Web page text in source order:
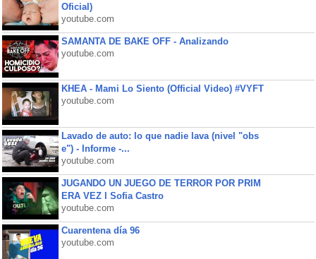
Oficial)
youtube.com
SAMANTA DE BAKE OFF - Analizando
youtube.com
KHEA - Mami Lo Siento (Official Video) #VYFT
youtube.com
Lavado de auto: lo que nadie lava (nivel "obs
e") - Informe -...
youtube.com
JUGANDO UN JUEGO DE TERROR POR PRIM
ERA VEZ l Sofia Castro
youtube.com
Cuarentena día 96
youtube.com